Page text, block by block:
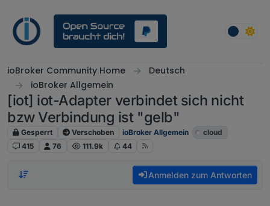
ioBroker Community Home
Deutsch
ioBroker Allgemein
[iot] iot-Adapter verbindet sich nicht
bzw Verbindung ist "gelb"
Gesperrt Verschoben ioBroker Allgemein
cloud
415
76 111.9k 44
Anmelden zum Antworten